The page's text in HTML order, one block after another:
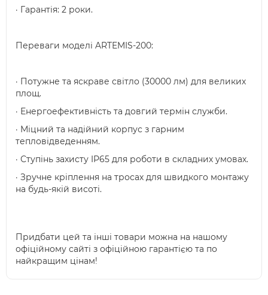
· Гарантія: 2 роки.
Переваги моделі ARTEMIS-200:
· Потужне та яскраве світло (30000 лм) для великих
площ.
· Енергоефективність та довгий термін служби.
· Міцний та надійний корпус з гарним
тепловідведенням.
· Ступінь захисту IP65 для роботи в складних умовах.
· Зручне кріплення на тросах для швидкого монтажу
на будь-якій висоті.
Придбати цей та інші товари можна на нашому
офіційному сайті з офіційною гарантією та по
найкращим цінам!